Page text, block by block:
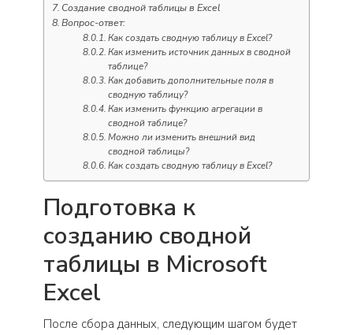
Создание сводной таблицы в Excel
Вопрос-ответ:
Как создать сводную таблицу в Excel?
Как изменить источник данных в сводной
таблице?
Как добавить дополнительные поля в
сводную таблицу?
Как изменить функцию агрегации в
сводной таблице?
Можно ли изменить внешний вид
сводной таблицы?
Как создать сводную таблицу в Excel?
Подготовка к
созданию сводной
таблицы в Microsoft
Excel
После сбора данных, следующим шагом будет